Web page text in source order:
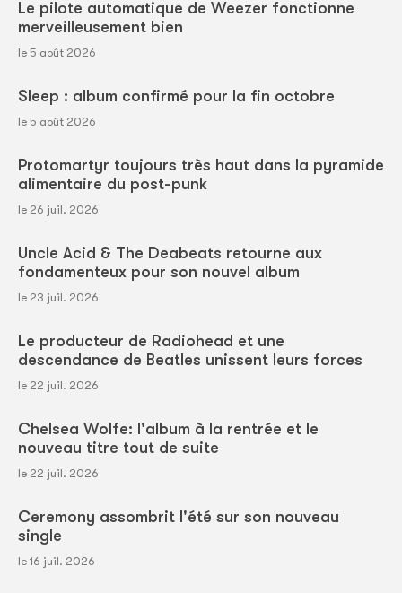
Le pilote automatique de Weezer fonctionne
merveilleusement bien
le 5 août 2026
Sleep : album confirmé pour la fin octobre
le 5 août 2026
Protomartyr toujours très haut dans la pyramide
alimentaire du post-punk
le 26 juil. 2026
Uncle Acid & The Deabeats retourne aux
fondamenteux pour son nouvel album
le 23 juil. 2026
Le producteur de Radiohead et une
descendance de Beatles unissent leurs forces
le 22 juil. 2026
Chelsea Wolfe: l'album à la rentrée et le
nouveau titre tout de suite
le 22 juil. 2026
Ceremony assombrit l'été sur son nouveau
single
le 16 juil. 2026